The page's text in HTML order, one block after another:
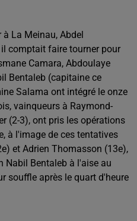
La Meinau, Abdel
comptait faire tourner pour
Camara, Abdoulaye
Bentaleb (capitaine ce
Salama ont intégré le onze
vainqueurs à Raymond-
(2-3), ont pris les opérations
à l'image de ces tentatives
et Adrien Thomasson (13e),
Nabil Bentaleb à l'aise au
souffle après le quart d'heure